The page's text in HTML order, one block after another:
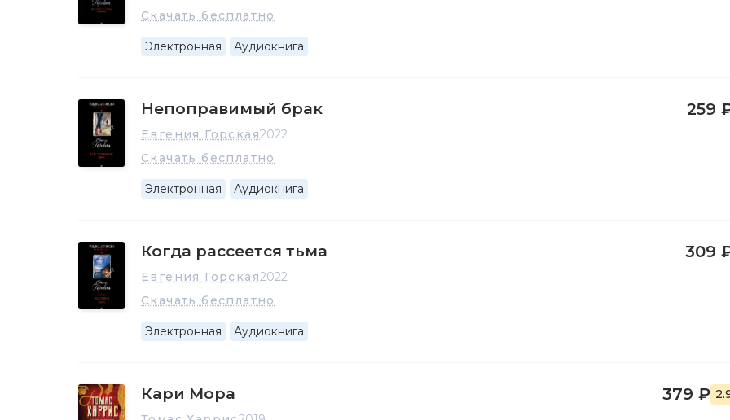
Скачать бесплатно
Электронная Аудиокнига
Непоправимый брак
Евгения Горская2022
Скачать бесплатно
Электронная Аудиокнига
259
Когда рассеется тьма
Евгения Горская2022
Скачать бесплатно
Электронная Аудиокнига
309
Кари Мора 379 ₽